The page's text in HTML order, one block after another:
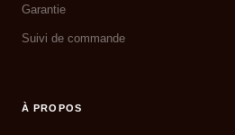
Garantie
Suivi de commande
À PROPOS